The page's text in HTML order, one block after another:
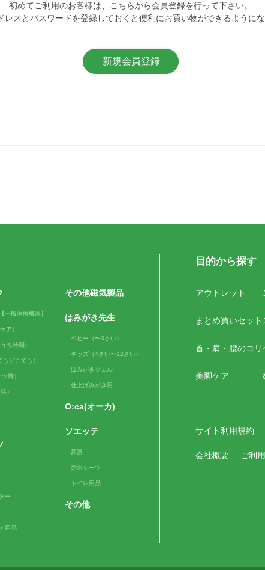
初めてご利用のお客様は、こちらから会員登録を行って下さい。
レスとパスワードを登録しておくと便利にお買い物ができるように
一般医療機器】
ア）
ち時間）
どこでも）
時）
）
ー
用品
その他磁気製品
はみがき先生
ベビー（〜3さい）
キッズ（4さい〜12さい）
はみがきジェル
仕上げみがき用
O:ca(オーカ)
ソエッテ
尿器
防水シーツ
トイレ用品
その他
目的から探す
アウトレット
まとめ買いセット
首・肩・腰のコリ
美脚ケア
サイト利用規約
会社概要 ご利